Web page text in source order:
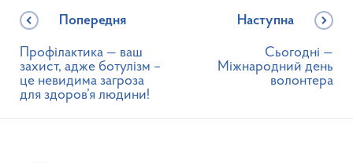
Попередня
Профілактика — ваш
захист, адже ботулізм –
це невидима загроза
для здоров’я людини!
Наступна
Сьогодні —
Міжнародний день
волонтера